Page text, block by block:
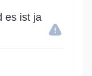
es ist ja